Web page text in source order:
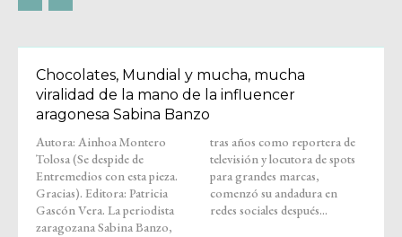
Chocolates, Mundial y mucha, mucha
viralidad de la mano de la influencer
aragonesa Sabina Banzo
Autora: Ainhoa Montero
Tolosa (Se despide de
Entremedios con esta pieza.
Gracias). Editora: Patricia
Gascón Vera. La periodista
zaragozana Sabina Banzo,
tras años como reportera de
televisión y locutora de spots
para grandes marcas,
comenzó su andadura en
redes sociales después...